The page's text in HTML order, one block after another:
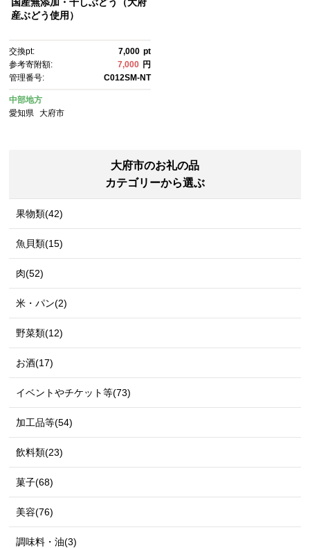
産ぶどう使用）
交換pt: 7,000 pt
参考寄附額:
7,000 円
管理番号:
C012SM-NT
中部地方
愛知県
大府市
大府市のお礼の品
カテゴリーから選ぶ
果物類(42)
魚貝類(15)
肉(52)
米・パン(2)
野菜類(12)
お酒(17)
イベントやチケット等(73)
加工品等(54)
飲料類(23)
菓子(68)
美容(76)
調味料・油(3)